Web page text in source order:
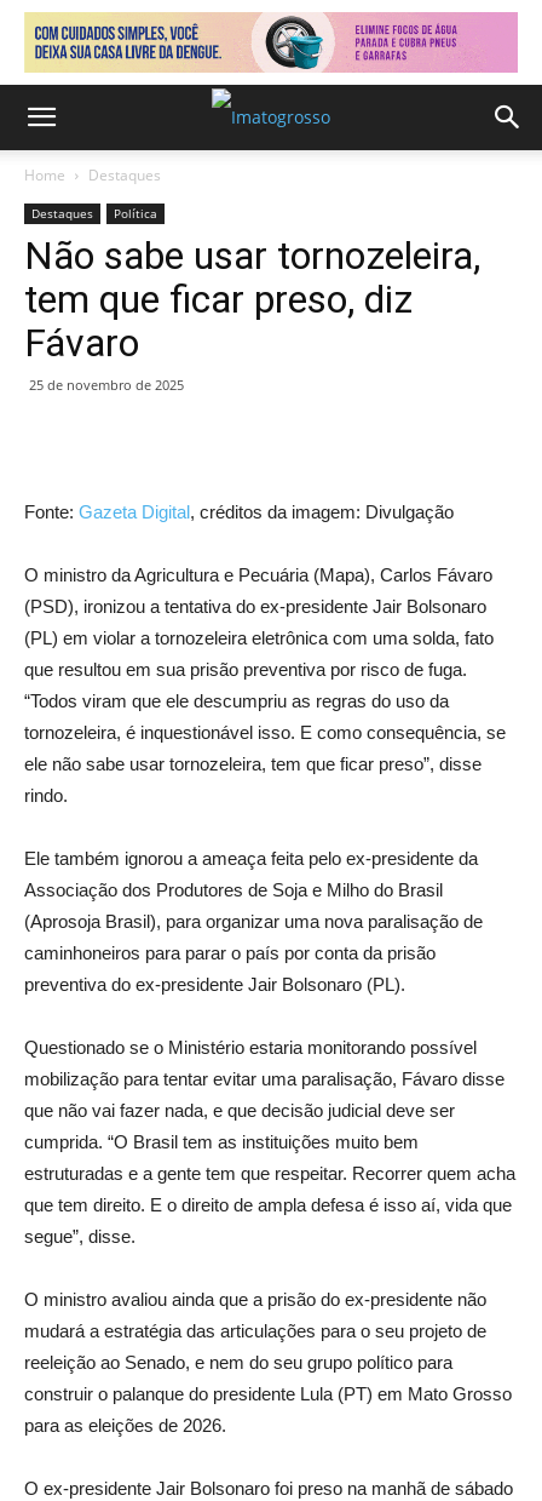
Home Destaques
Destaques Política
Não sabe usar tornozeleira,
tem que ficar preso, diz
Fávaro
25 de novembro de 2025
Fonte: Gazeta Digital, créditos da imagem: Divulgação
O ministro da Agricultura e Pecuária (Mapa), Carlos Fávaro
(PSD), ironizou a tentativa do ex-presidente Jair Bolsonaro
(PL) em violar a tornozeleira eletrônica com uma solda, fato
que resultou em sua prisão preventiva por risco de fuga.
“Todos viram que ele descumpriu as regras do uso da
tornozeleira, é inquestionável isso. E como consequência, se
ele não sabe usar tornozeleira, tem que ficar preso”, disse
rindo.
Ele também ignorou a ameaça feita pelo ex-presidente da
Associação dos Produtores de Soja e Milho do Brasil
(Aprosoja Brasil), para organizar uma nova paralisação de
caminhoneiros para parar o país por conta da prisão
preventiva do ex-presidente Jair Bolsonaro (PL).
Questionado se o Ministério estaria monitorando possível
mobilização para tentar evitar uma paralisação, Fávaro disse
que não vai fazer nada, e que decisão judicial deve ser
cumprida. “O Brasil tem as instituições muito bem
estruturadas e a gente tem que respeitar. Recorrer quem acha
que tem direito. E o direito de ampla defesa é isso aí, vida que
segue”, disse.
O ministro avaliou ainda que a prisão do ex-presidente não
mudará a estratégia das articulações para o seu projeto de
reeleição ao Senado, e nem do seu grupo político para
construir o palanque do presidente Lula (PT) em Mato Grosso
para as eleições de 2026.
O ex-presidente Jair Bolsonaro foi preso na manhã de sábado